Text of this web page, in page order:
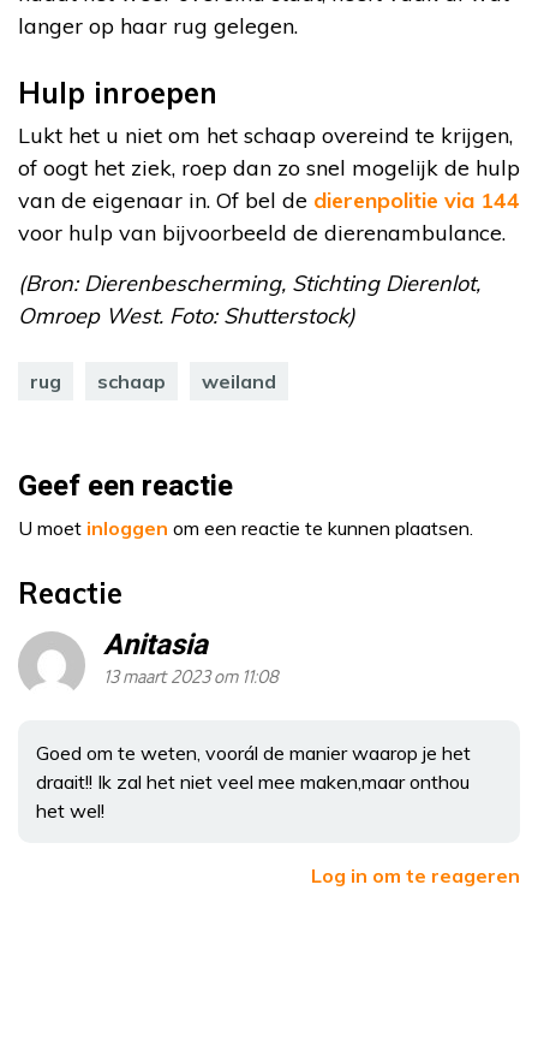
langer op haar rug gelegen.
Hulp inroepen
Lukt het u niet om het schaap overeind te krijgen,
of oogt het ziek, roep dan zo snel mogelijk de hulp
van de eigenaar in. Of bel de dierenpolitie via 144
voor hulp van bijvoorbeeld de dierenambulance.
(Bron: Dierenbescherming, Stichting Dierenlot,
Omroep West. Foto: Shutterstock)
rug schaap weiland
Geef een reactie
U moet inloggen om een reactie te kunnen plaatsen.
Reactie
Anitasia
13 maart 2023 om 11:08
Goed om te weten, voorál de manier waarop je het
draait!! Ik zal het niet veel mee maken,maar onthou
het wel!
Log in om te reageren